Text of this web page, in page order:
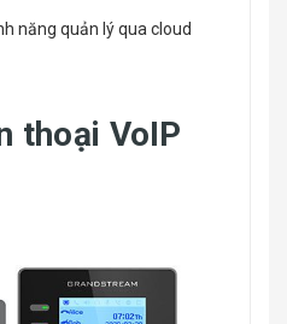
năng quản lý qua cloud
thoại VoIP